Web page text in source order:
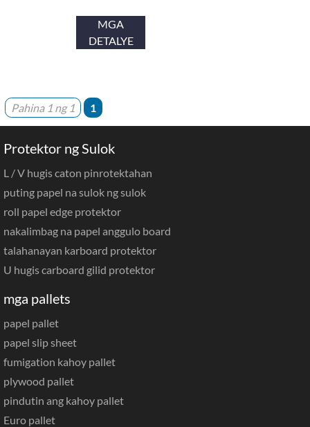
MGA
DETALYE
Pahina 1 ng 1 1
Protektor ng Sulok
L / V hugis caton pinrotektahan
puting papel na sulok ng sulok
roll papel edge protektor
nakalimbag na papel anggulo board
talahanayan karboard protektor
U hugis carboard gilid protektor
mga pallets
papel pallet
papel slip sheet
fumigation kahoy pallet
plywood pallet
pindutin ang kahoy pallet
Euro pallet